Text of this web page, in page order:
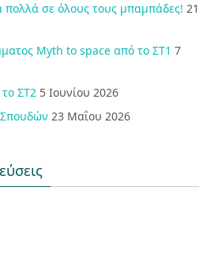
πολλά σε όλους τους μπαμπάδες! 21
Myth to space από το ΣΤ1 7
ΣΤ2 5 Ιουνίου 2026
Σπουδών 23 Μαΐου 2026